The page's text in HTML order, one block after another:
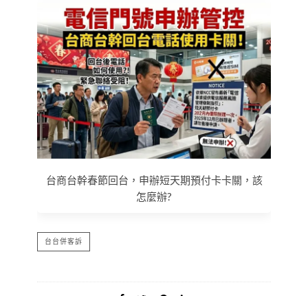
台商台幹春節回台，申辦短天期預付卡卡關，該
怎麼辦?
台台併客訴